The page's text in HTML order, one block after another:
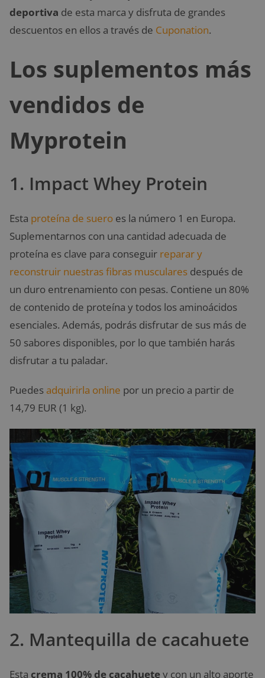
deportiva de esta marca y disfruta de grandes
descuentos en ellos a través de Cuponation.
Los suplementos más
vendidos de
Myprotein
1. Impact Whey Protein
Esta proteína de suero es la número 1 en Europa.
Suplementarnos con una cantidad adecuada de
proteína es clave para conseguir reparar y
reconstruir nuestras fibras musculares después de
un duro entrenamiento con pesas. Contiene un 80%
de contenido de proteína y todos los aminoácidos
esenciales. Además, podrás disfrutar de sus más de
50 sabores disponibles, por lo que también harás
disfrutar a tu paladar.
Puedesadquirirla online por un precio a partir de
14,79 EUR (1 kg).
2. Mantequilla de cacahuete
Esta crema 100% de cacahuetey con un alto aporte